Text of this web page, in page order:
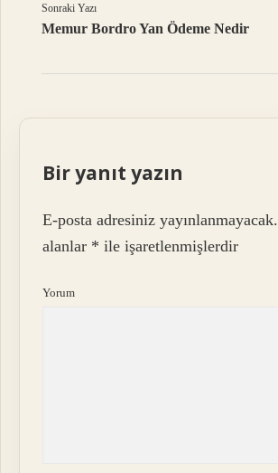
Sonraki Yazı
Memur Bordro Yan Ödeme Nedir
Bir yanıt yazın
E-posta adresiniz yayınlanmayacak.
alanlar * ile işaretlenmişlerdir
Yorum